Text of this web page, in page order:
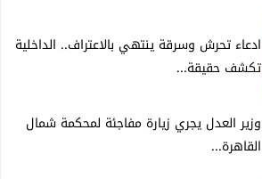
ادعاء تحرش وسرقة ينتهي بالاعتراف.. الداخلية
تكشف حقيقة...
وزير العدل يجري زيارة مفاجئة لمحكمة شمال
القاهرة...